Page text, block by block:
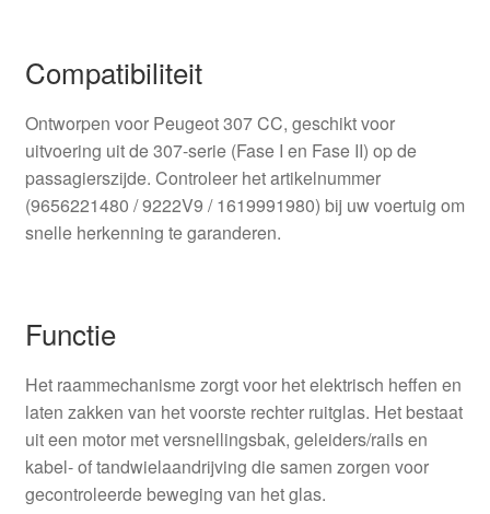
Compatibiliteit
Ontworpen voor Peugeot 307 CC, geschikt voor
uitvoering uit de 307-serie (Fase I en Fase II) op de
passagierszijde. Controleer het artikelnummer
(9656221480 / 9222V9 / 1619991980) bij uw voertuig om
snelle herkenning te garanderen.
Functie
Het raammechanisme zorgt voor het elektrisch heffen en
laten zakken van het voorste rechter ruitglas. Het bestaat
uit een motor met versnellingsbak, geleiders/rails en
kabel- of tandwielaandrijving die samen zorgen voor
gecontroleerde beweging van het glas.